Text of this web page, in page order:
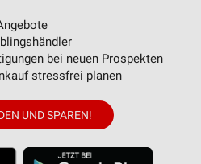
bei neuen Prospekten
stressfrei planen
UND SPAREN!